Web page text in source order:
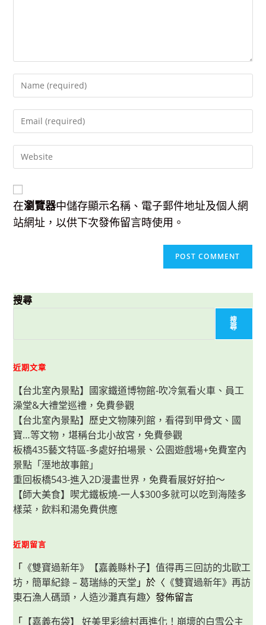
your
username
to
comment
your
address
to
Enter
your
(optional)
在瀏覽器中儲存顯示名稱、電子郵件地址及個人網
站網址，以供下次發佈留言時使用。
搜尋
搜
尋
近期文章
【台北室內景點】國家鐵道博物館-吹冷氣看火車、員工
澡堂&大禮堂巡禮，免費參觀
【台北室內景點】歷史文物陳列館，看得到甲骨文、國
寶…等文物，堪稱台北小故宮，免費參觀
板橋435藝文特區-多處好拍場景、公園遊戲場+免費室內
景點「溼地故事館」
重回板橋543-進入2D漫畫世界，免費看展好好拍～
【師大美食】喫尤鐵板燒-一人$300多就可以吃到海陸多
樣菜，飲料和湯免費供應
近期留言
「 《雙寶過新年》【嘉義縣朴子】值得再三回訪的北歐工
坊，簡單紀錄 – 葛瑞絲的天堂 」於〈 《雙寶過新年》再訪
東石漁人碼頭，人造沙灘真有趣〉發佈留言
「 【嘉義布袋】 好美里彩繪村再進化！崩壞的白雪公主